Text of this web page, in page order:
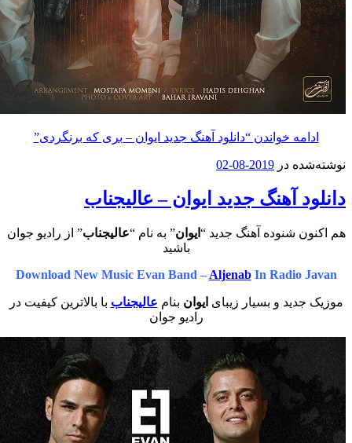
خواندن“دانلود آهنگ جدید ایوان – بری که برنگردی”
در 2019-08-02
آهنگ جدید ایوان – عالیجناب
شنوده آهنگ جدید “ایوان” به نام “عالیجناب” از رادیو جوان
Download New Music Evan Band –AljenabIn Radio
و بسیار زیبایایوانبنام عالیجناب با بالاترین کیفیت در
رادیو جوان